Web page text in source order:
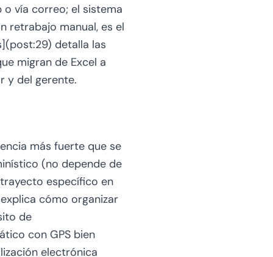
vía correo; el sistema
retrabajo manual, es el
detalla las
migran de Excel a
y del gerente.
más fuerte que se
(no depende de
específico en
cómo organizar
de
con GPS bien
electrónica